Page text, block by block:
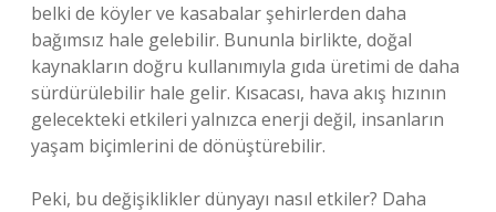
belki de köyler ve kasabalar şehirlerden daha
bağımsız hale gelebilir. Bununla birlikte, doğal
kaynakların doğru kullanımıyla gıda üretimi de daha
sürdürülebilir hale gelir. Kısacası, hava akış hızının
gelecekteki etkileri yalnızca enerji değil, insanların
yaşam biçimlerini de dönüştürebilir.
Peki, bu değişiklikler dünyayı nasıl etkiler? Daha